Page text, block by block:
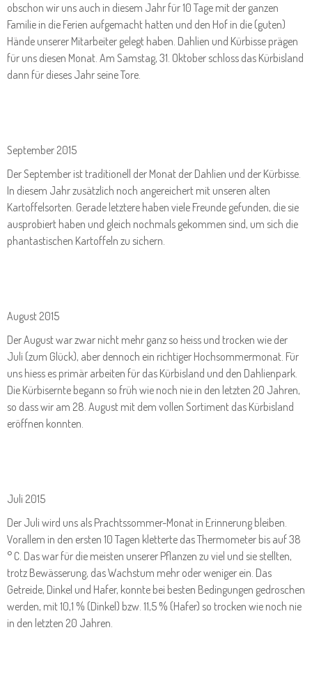
obschon wir uns auch in diesem Jahr für 10 Tage mit der ganzen
Familie in die Ferien aufgemacht hatten und den Hof in die (guten)
Hände unserer Mitarbeiter gelegt haben. Dahlien und Kürbisse prägen
für uns diesen Monat. Am Samstag, 31. Oktober schloss das Kürbisland
dann für dieses Jahr seine Tore.
September 2015
Der September ist traditionell der Monat der Dahlien und der Kürbisse.
In diesem Jahr zusätzlich noch angereichert mit unseren alten
Kartoffelsorten. Gerade letztere haben viele Freunde gefunden, die sie
ausprobiert haben und gleich nochmals gekommen sind, um sich die
phantastischen Kartoffeln zu sichern.
August 2015
Der August war zwar nicht mehr ganz so heiss und trocken wie der
Juli (zum Glück), aber dennoch ein richtiger Hochsommermonat. Für
uns hiess es primär arbeiten für das Kürbisland und den Dahlienpark.
Die Kürbisernte begann so früh wie noch nie in den letzten 20 Jahren,
so dass wir am 28. August mit dem vollen Sortiment das Kürbisland
eröffnen konnten.
Juli 2015
Der Juli wird uns als Prachtssommer-Monat in Erinnerung bleiben.
Vorallem in den ersten 10 Tagen kletterte das Thermometer bis auf 38
° C. Das war für die meisten unserer Pflanzen zu viel und sie stellten,
trotz Bewässerung, das Wachstum mehr oder weniger ein. Das
Getreide, Dinkel und Hafer, konnte bei besten Bedingungen gedroschen
werden, mit 10,1 % (Dinkel) bzw. 11,5 % (Hafer) so trocken wie noch nie
in den letzten 20 Jahren.